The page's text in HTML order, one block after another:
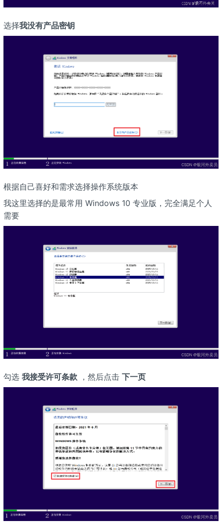
选择我没有产品密钥
根据自己喜好和需求选择操作系统版本
我这里选择的是最常用 Windows 10 专业版，完全满足个人
需要
勾选 我接受许可条款，然后点击 下一页